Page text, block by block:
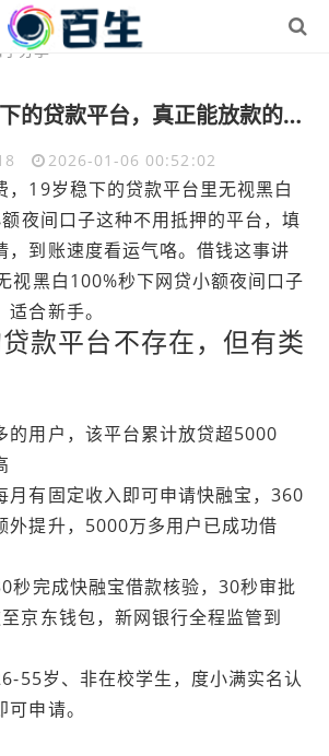
子分享
2026年19岁稳下的贷款平台，真正能放款的10个无视黑白100%秒下网贷小额夜间口子推荐
2026-01-06 00:52:02
，19岁稳下的贷款平台里无视黑白
夜间口子这种不用抵押的平台，填
，到账速度看运气咯。借钱这事讲
视黑白100%秒下网贷小额夜间口子
合新手。
款平台不存在，但有类
的用户，该平台累计放贷超5000
月有固定收入即可申请快融宝，360
外提升，5000万多用户已成功借
秒完成快融宝借款核验，30秒审批
京东钱包，新网银行全程监管到
55岁、非在校学生，度小满实名认
申请。